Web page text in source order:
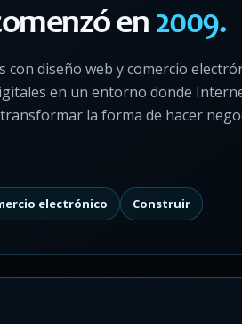
en 2009.
con diseño web y comercio
en un entorno donde
la forma de hacer
electrónico Construir